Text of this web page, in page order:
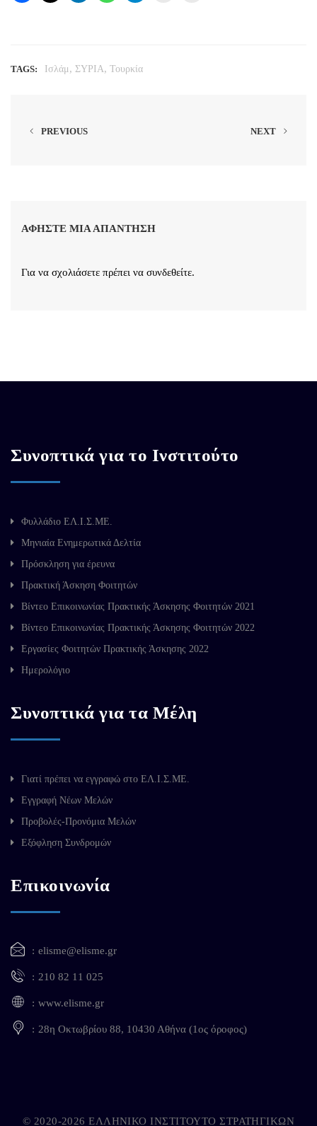
TAGS: Ισλάμ, ΣΥΡΙΑ, Τουρκία
PREVIOUS NEXT
ΑΦΉΣΤΕ ΜΙΑ ΑΠΆΝΤΗΣΗ
Για να σχολιάσετε πρέπει να συνδεθείτε.
Συνοπτικά για το Ινστιτούτο
Φυλλάδιο ΕΛ.Ι.Σ.ΜΕ.
Μηνιαία Ενημερωτικά Δελτία
Πρόσκληση για έρευνα
Πρακτική Άσκηση Φοιτητών
Βίντεο Επικοινωνίας Πρακτικής Άσκησης Φοιτητών 2021
Βίντεο Επικοινωνίας Πρακτικής Άσκησης Φοιτητών 2022
Εργασίες Φοιτητών Πρακτικής Άσκησης 2022
Ημερολόγιο
Συνοπτικά για τα Μέλη
Γιατί πρέπει να εγγραφώ στο ΕΛ.Ι.Σ.ΜΕ.
Εγγραφή Νέων Μελών
Προβολές-Προνόμια Μελών
Εξόφληση Συνδρομών
Επικοινωνία
elisme@elisme.gr
210 82 11 025
www.elisme.gr
28η Οκτωβρίου 88, 10430 Αθήνα (1ος όροφος)
© 2020-2026 ΕΛΛΗΝΙΚΟ ΙΝΣΤΙΤΟΥΤΟ ΣΤΡΑΤΗΓΙΚΩΝ